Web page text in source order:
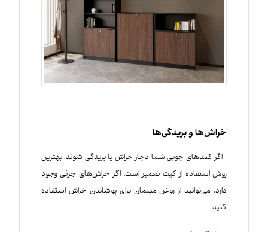
خراش‌ها و بریدگی‌ها
اگر کمدهای چوبی شما دچار خراش یا بریدگی شوند، بهترین
روش استفاده از کیت تعمیر است. اگر خراش‌های جزئی وجود
دارد، می‌توانید از روغن مبلمان برای پوشاندن خراش استفاده
کنید.